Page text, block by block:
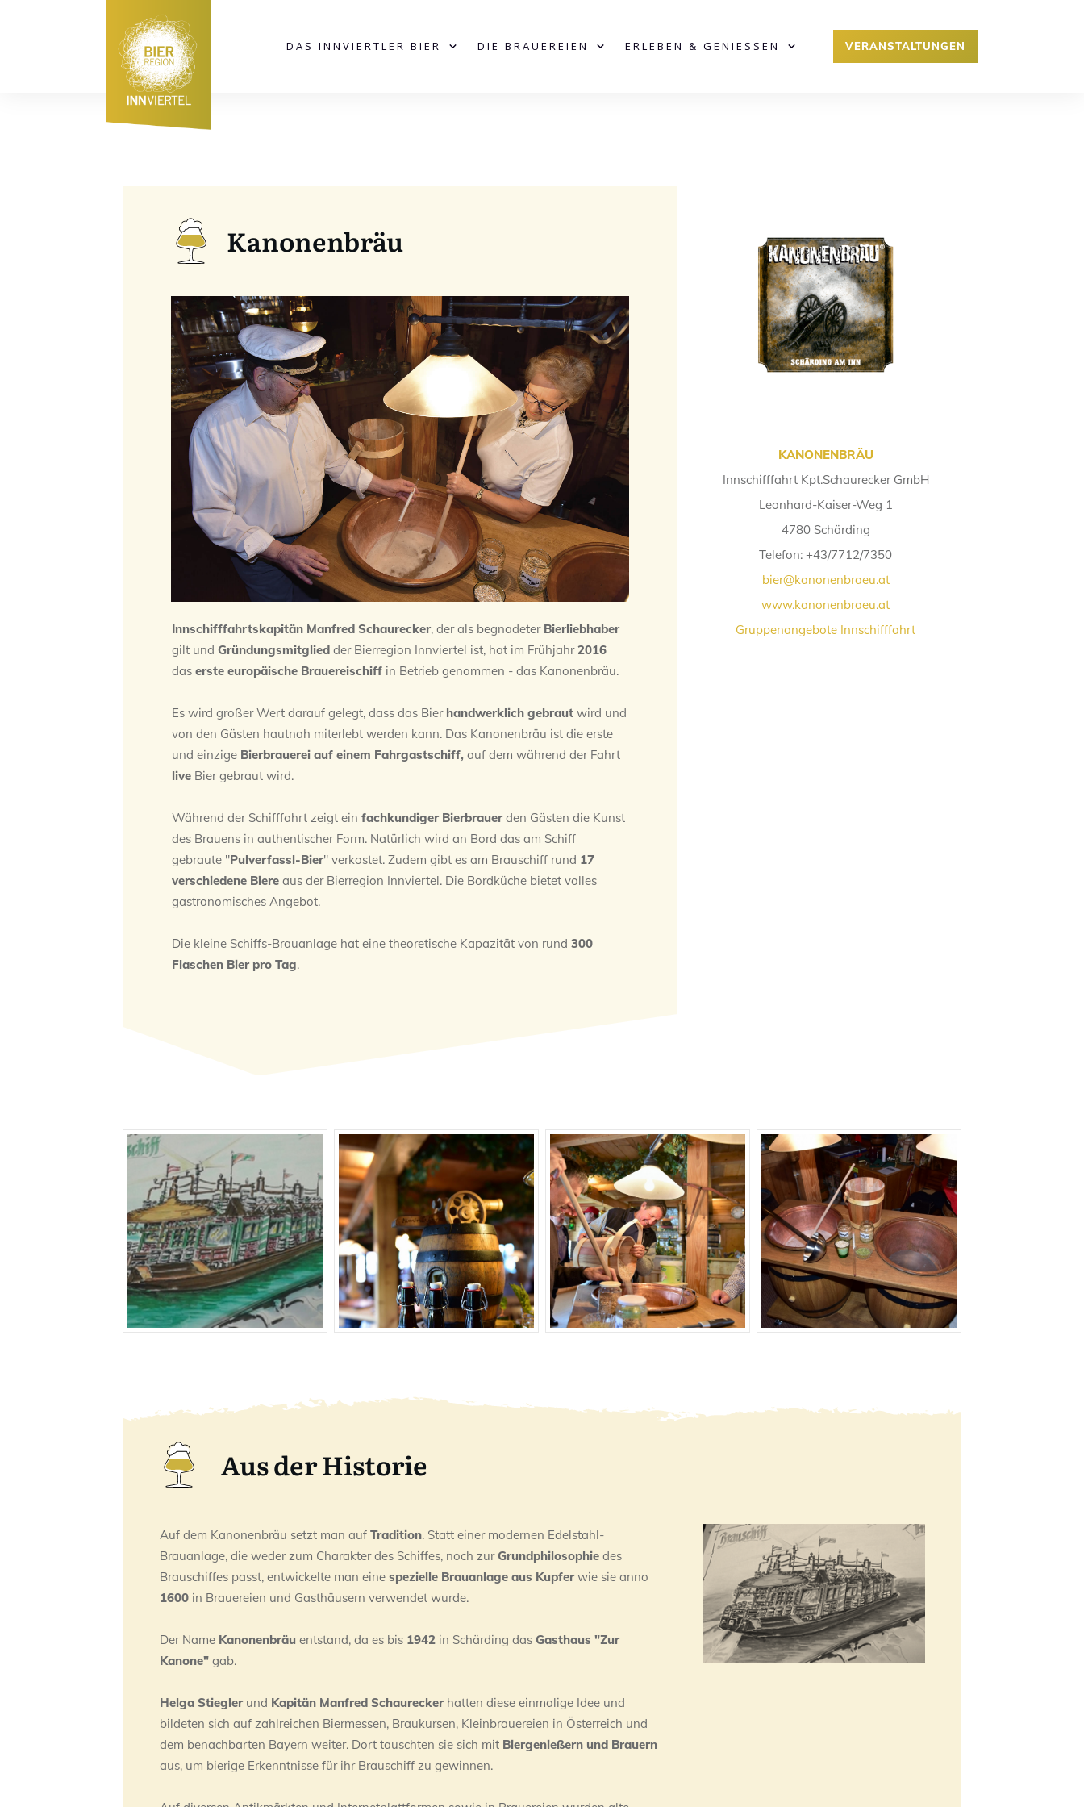
DAS INNVIERTLER BIER DIE BRAUEREIEN ERLEBEN & GENIESSEN VERANSTALTUNGEN
KANONENBRÄU
Innschifffahrt Kpt.Schaurecker GmbH
Leonhard-Kaiser-Weg 1
4780 Schärding
Telefon: +43/7712/7350
bier@kanonenbraeu.at
www.kanonenbraeu.at
Gruppenangebote Innschifffahrt
Kanonenbräu
Innschifffahrtskapitän Manfred Schaurecker, der als begnadeter Bierliebhaber
gilt und Gründungsmitglied der Bierregion Innviertel ist, hat im Frühjahr2016
das erste europäische Brauereischiff in Betrieb genommen - das Kanonenbräu.
Es wird großer Wert darauf gelegt, dass das Bier handwerklich gebraut wird und
von den Gästen hautnah miterlebt werden kann. Das Kanonenbräu ist die erste
und einzige Bierbrauerei auf einem Fahrgastschiff, auf dem während der Fahrt
live Bier gebraut wird.
Während der Schifffahrt zeigt ein fachkundiger Bierbrauer den Gästen die Kunst
des Brauens in authentischer Form. Natürlich wird an Bord das am Schiff
gebraute "Pulverfassl-Bier" verkostet. Zudem gibt es am Brauschiff rund 17
verschiedene Biere aus der Bierregion Innviertel. Die Bordküche bietet volles
gastronomisches Angebot.
Die kleine Schiffs-Brauanlage hat eine theoretische Kapazität von rund 300
Flaschen Bier pro Tag.
Aus der Historie
Auf dem Kanonenbräu setzt man auf Tradition. Statt einer modernen Edelstahl-
Brauanlage, die weder zum Charakter des Schiffes, noch zurGrundphilosophie des
Brauschiffes passt, entwickelte man eine spezielle Brauanlage aus Kupfer wie sie anno
1600 in Brauereien und Gasthäusern verwendet wurde.
Der Name Kanonenbräu entstand, da es bis 1942 in Schärding das Gasthaus "Zur
Kanone" gab.
Helga Stiegler und Kapitän Manfred Schaurecker hatten diese einmalige Idee und
bildeten sich auf zahlreichen Biermessen, Braukursen, Kleinbrauereien in Österreich und
dem benachbarten Bayern weiter. Dort tauschten sie sich mit Biergenießern und Brauern
aus, um bierige Erkenntnisse für ihr Brauschiff zu gewinnen.